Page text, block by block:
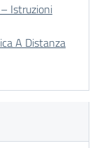
Istruzioni
A Distanza